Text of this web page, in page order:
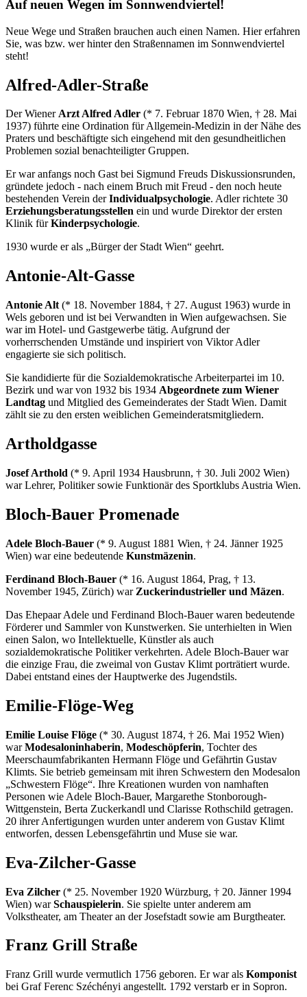
Auf neuen Wegen im Sonnwendviertel!
Neue Wege und Straßen brauchen auch einen Namen. Hier erfahren
Sie, was bzw. wer hinter den Straßennamen im Sonnwendviertel
steht!
Alfred-Adler-Straße
Der WienerArzt Alfred Adler (* 7. Februar 1870 Wien, † 28. Mai
1937) führte eine Ordination für Allgemein-Medizin in der Nähe des
Praters und beschäftigte sich eingehend mit den gesundheitlichen
Problemen sozial benachteiligter Gruppen.
Er war anfangs noch Gast bei Sigmund Freuds Diskussionsrunden,
gründete jedoch - nach einem Bruch mit Freud - den noch heute
bestehenden Verein derIndividualpsychologie. Adler richtete 30
Erziehungsberatungsstellen ein und wurde Direktor der ersten
Klinik fürKinderpsychologie.
1930 wurde er als „Bürger der Stadt Wien“ geehrt.
Antonie-Alt-Gasse
Antonie Alt (* 18. November 1884, † 27. August 1963) wurde in
Wels geboren und ist bei Verwandten in Wien aufgewachsen. Sie
war im Hotel- und Gastgewerbe tätig. Aufgrund der
vorherrschenden Umstände und inspiriert von Viktor Adler
engagierte sie sich politisch.
Sie kandidierte für die Sozialdemokratische Arbeiterpartei im 10.
Bezirk und war von 1932 bis 1934 Abgeordnete zum Wiener
Landtag und Mitglied des Gemeinderates der Stadt Wien. Damit
zählt sie zu den ersten weiblichen Gemeinderatsmitgliedern.
Artholdgasse
Josef Arthold (* 9. April 1934 Hausbrunn, † 30. Juli 2002 Wien)
war Lehrer, Politiker sowie Funktionär des Sportklubs Austria Wien.
Bloch-Bauer Promenade
Adele Bloch-Bauer (* 9. August 1881 Wien, † 24. Jänner 1925
Wien) war eine bedeutende Kunstmäzenin.
Ferdinand Bloch-Bauer (* 16. August 1864, Prag, † 13.
November 1945, Zürich) war Zuckerindustrieller und Mäzen.
Das Ehepaar Adele und Ferdinand Bloch-Bauer waren bedeutende
Förderer und Sammler von Kunstwerken. Sie unterhielten in Wien
einen Salon, wo Intellektuelle, Künstler als auch
sozialdemokratische Politiker verkehrten. Adele Bloch-Bauer war
die einzige Frau, die zweimal von Gustav Klimt porträtiert wurde.
Dabei entstand eines der Hauptwerke des Jugendstils.
Emilie-Flöge-Weg
Emilie Louise Flöge (* 30. August 1874, † 26. Mai 1952 Wien)
warModesaloninhaberin, Modeschöpferin, Tochter des
Meerschaumfabrikanten Hermann Flöge und Gefährtin Gustav
Klimts. Sie betrieb gemeinsam mit ihren Schwestern den Modesalon
„Schwestern Flöge“. Ihre Kreationen wurden von namhaften
Personen wie Adele Bloch-Bauer, Margarethe Stonborough-
Wittgenstein, Berta Zuckerkandl und Clarisse Rothschild getragen.
20 ihrer Anfertigungen wurden unter anderem von Gustav Klimt
entworfen, dessen Lebensgefährtin und Muse sie war.
Eva-Zilcher-Gasse
Eva Zilcher (* 25. November 1920 Würzburg, † 20. Jänner 1994
Wien) warSchauspielerin. Sie spielte unter anderem am
Volkstheater, am Theater an der Josefstadt sowie am Burgtheater.
Franz Grill Straße
Franz Grill wurde vermutlich 1756 geboren. Er war als Komponist
bei Graf Ferenc Széchényi angestellt. 1792 verstarb er in Sopron.